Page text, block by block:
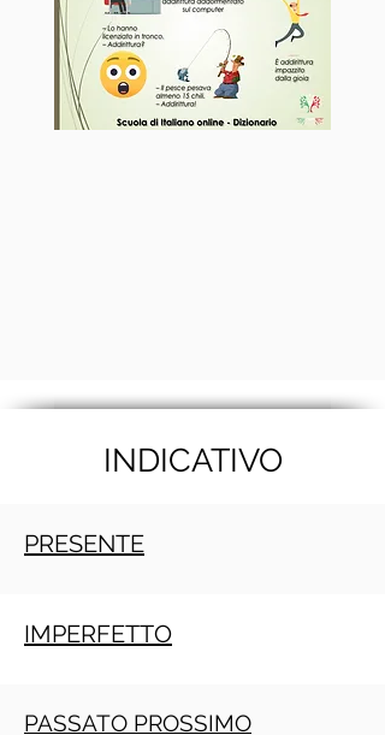
INDICATIVO
PRESENTE
IMPERFETTO
PASSATO PROSSIMO